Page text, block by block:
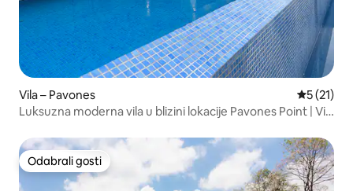
Vila – Pavones Prosječna
5 (21)
Luksuzna moderna vila u blizini lokacije Pavones Point | Vila
Odabrali gosti
Odabrali gosti